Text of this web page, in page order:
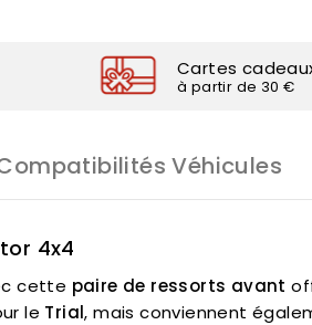
Cartes
à partir de 30 €
Véhicules
4x4
cette paire de ressorts avant
le Trial, mais conviennent